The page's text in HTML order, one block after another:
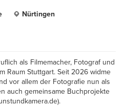
Nürtingen
als Filmemacher, Fotograf und
Raum Stuttgart. Seit 2026 widme
vor allem der Fotografie nun als
auch gemeinsame Buchprojekte